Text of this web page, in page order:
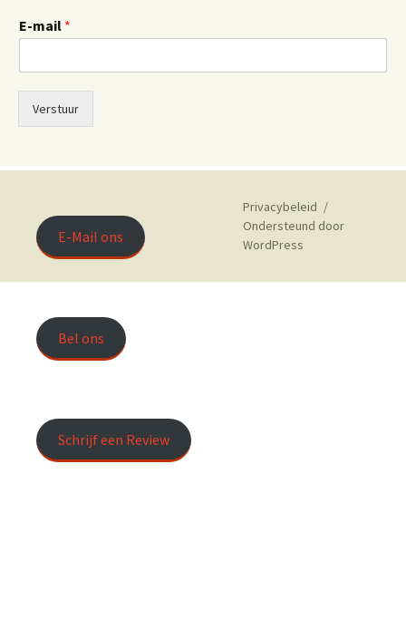
E-mail *
Verstuur
E-Mail ons
Bel ons
Schrijf een Review
Privacybeleid
Ondersteund door
WordPress